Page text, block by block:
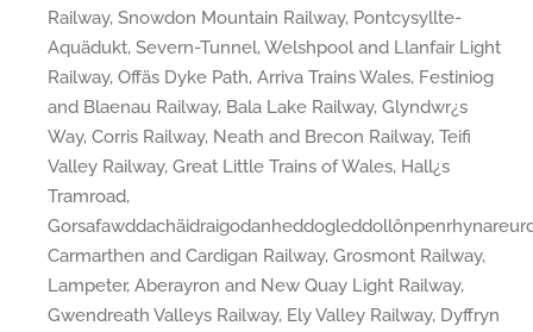
Railway, Snowdon Mountain Railway, Pontcysyllte-
Aquädukt, Severn-Tunnel, Welshpool and Llanfair Light
Railway, Offäs Dyke Path, Arriva Trains Wales, Festiniog
and Blaenau Railway, Bala Lake Railway, Glyndwr¿s
Way, Corris Railway, Neath and Brecon Railway, Teifi
Valley Railway, Great Little Trains of Wales, Hall¿s
Tramroad,
Carmarthen and Cardigan Railway, Grosmont Railway,
Lampeter, Aberayron and New Quay Light Railway,
Gwendreath Valleys Railway, Ely Valley Railway, Dyffryn